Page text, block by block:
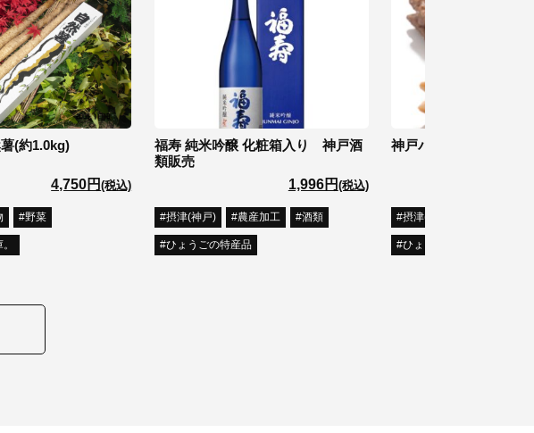
(約1.0kg)
4,750円(税込)
野菜
福寿 純米吟醸 化粧箱入り 神戸酒
類販売
1,996円 (税込)
摂津(神戸) 農産加工 酒類
ひょうごの特産品
神戸パイクリームサ
摂津(神戸)
ひょうごの特産品